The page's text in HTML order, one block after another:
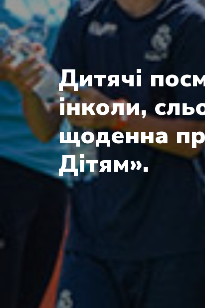
Дитячі
інколи,
щоденна
Дітям».